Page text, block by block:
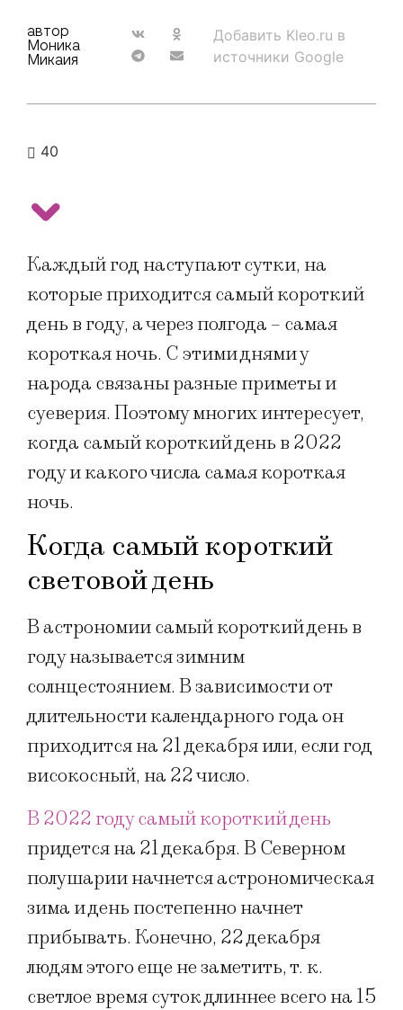
автор
Моника
Микаия
Добавить Kleo.ru в
источники Google
40
Каждый год наступают сутки, на
которые приходится самый короткий
день в году, а через полгода – самая
короткая ночь. С этими днями у
народа связаны разные приметы и
суеверия. Поэтому многих интересует,
когда самый короткий день в 2022
году и какого числа самая короткая
ночь.
Когда самый короткий
световой день
В астрономии самый короткий день в
году называется зимним
солнцестоянием. В зависимости от
длительности календарного года он
приходится на 21 декабря или, если год
високосный, на 22 число.
В 2022 году самый короткий день
придется на 21 декабря. В Северном
полушарии начнется астрономическая
зима и день постепенно начнет
прибывать. Конечно, 22 декабря
людям этого еще не заметить, т. к.
светлое время суток длиннее всего на 15